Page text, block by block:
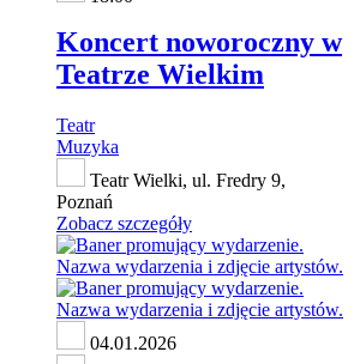
Koncert noworoczny w
Teatrze Wielkim
Teatr
Muzyka
Teatr Wielki, ul. Fredry 9,
Poznań
Zobacz szczegóły
04.01.2026